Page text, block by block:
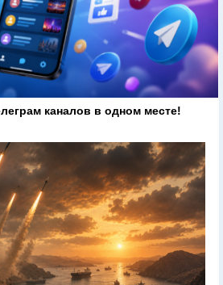
каналов в одном месте!